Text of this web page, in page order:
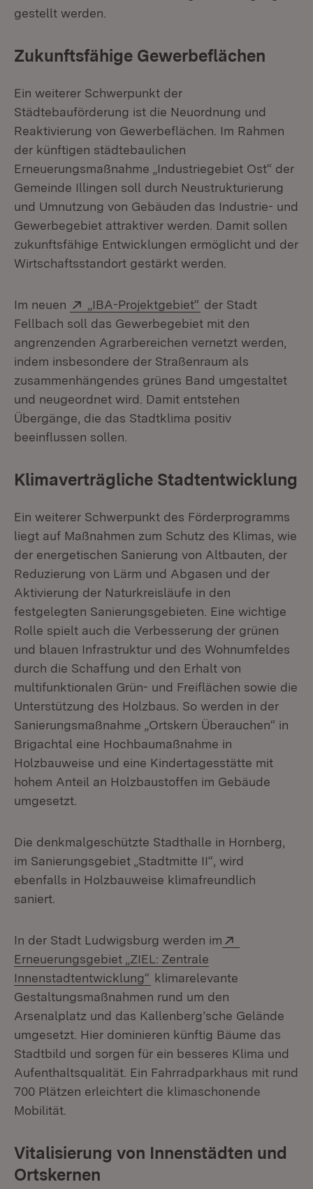
gestellt werden.
Zukunftsfähige Gewerbeflächen
Ein weiterer Schwerpunkt der
Städtebauförderung ist die Neuordnung und
Reaktivierung von Gewerbeflächen. Im Rahmen
der künftigen städtebaulichen
Erneuerungsmaßnahme „Industriegebiet Ost“ der
Gemeinde Illingen soll durch Neustrukturierung
und Umnutzung von Gebäuden das Industrie- und
Gewerbegebiet attraktiver werden. Damit sollen
zukunftsfähige Entwicklungen ermöglicht und der
Wirtschaftsstandort gestärkt werden.
Im neuen Extern:
„IBA-Projektgebiet“ (Öffnet in neuem
der Stadt
Fellbach soll das Gewerbegebiet mit den
angrenzenden Agrarbereichen vernetzt werden,
indem insbesondere der Straßenraum als
zusammenhängendes grünes Band umgestaltet
und neugeordnet wird. Damit entstehen
Übergänge, die das Stadtklima positiv
beeinflussen sollen.
Klimaverträgliche Stadtentwicklung
Ein weiterer Schwerpunkt des Förderprogramms
liegt auf Maßnahmen zum Schutz des Klimas, wie
der energetischen Sanierung von Altbauten, der
Reduzierung von Lärm und Abgasen und der
Aktivierung der Naturkreisläufe in den
festgelegten Sanierungsgebieten. Eine wichtige
Rolle spielt auch die Verbesserung der grünen
und blauen Infrastruktur und des Wohnumfeldes
durch die Schaffung und den Erhalt von
multifunktionalen Grün- und Freiflächen sowie die
Unterstützung des Holzbaus. So werden in der
Sanierungsmaßnahme „Ortskern Überauchen“ in
Brigachtal eine Hochbaumaßnahme in
Holzbauweise und eine Kindertagesstätte mit
hohem Anteil an Holzbaustoffen im Gebäude
umgesetzt.
Die denkmalgeschützte Stadthalle in Hornberg,
im Sanierungsgebiet „Stadtmitte II“, wird
ebenfalls in Holzbauweise klimafreundlich
saniert.
In der Stadt Ludwigsburg werden im
Erneuerungsgebiet „ZIEL: Zentrale
Innenstadtentwicklung“ (Öffnet in neuem Fenster)
klimarelevante
Gestaltungsmaßnahmen rund um den
Arsenalplatz und das Kallenberg’sche Gelände
umgesetzt. Hier dominieren künftig Bäume das
Stadtbild und sorgen für ein besseres Klima und
Aufenthaltsqualität. Ein Fahrradparkhaus mit rund
700 Plätzen erleichtert die klimaschonende
Mobilität.
Vitalisierung von Innenstädten und
Ortskernen